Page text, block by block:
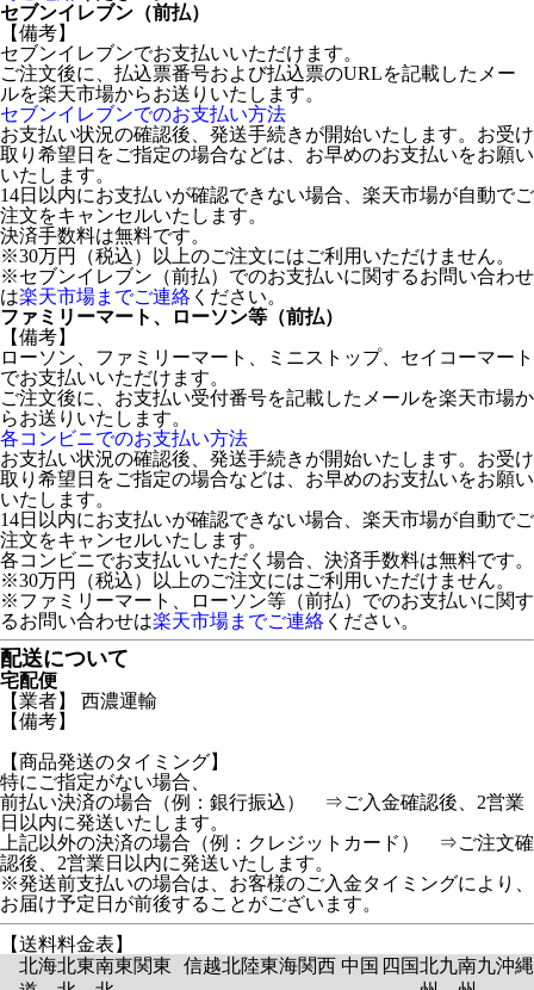
セブンイレブン（前払）
【備考】
セブンイレブンでお支払いいただけます。
ご注文後に、払込票番号および払込票のURLを記載したメー
ルを楽天市場からお送りいたします。
セブンイレブンでのお支払い方法
お支払い状況の確認後、発送手続きが開始いたします。お受け
取り希望日をご指定の場合などは、お早めのお支払いをお願い
いたします。
14日以内にお支払いが確認できない場合、楽天市場が自動でご
注文をキャンセルいたします。
決済手数料は無料です。
※30万円（税込）以上のご注文にはご利用いただけません。
※セブンイレブン（前払）でのお支払いに関するお問い合わせ
は楽天市場までご連絡 ください。
ファミリーマート、ローソン等（前払）
【備考】
ローソン、ファミリーマート、ミニストップ、セイコーマート
でお支払いいただけます。
ご注文後に、お支払い受付番号を記載したメールを楽天市場か
らお送りいたします。
各コンビニでのお支払い方法
お支払い状況の確認後、発送手続きが開始いたします。お受け
取り希望日をご指定の場合などは、お早めのお支払いをお願い
いたします。
14日以内にお支払いが確認できない場合、楽天市場が自動でご
注文をキャンセルいたします。
各コンビニでお支払いいただく場合、決済手数料は無料です。
※30万円（税込）以上のご注文にはご利用いただけません。
※ファミリーマート、ローソン等（前払）でのお支払いに関す
るお問い合わせは楽天市場までご連絡 ください。
配送について
宅配便
【業者】 西濃運輸
【備考】
【商品発送のタイミング】
特にご指定がない場合、
前払い決済の場合（例：銀行振込） ⇒ご入金確認後、2営業
日以内に発送いたします。
上記以外の決済の場合（例：クレジットカード） ⇒ご注文確
認後、2営業日以内に発送いたします。
※発送前支払いの場合は、お客様のご入金タイミングにより、
お届け予定日が前後することがございます。
【送料料金表】
北海北東南東関東 信越北陸東海関西 中国 四国北九南九沖縄